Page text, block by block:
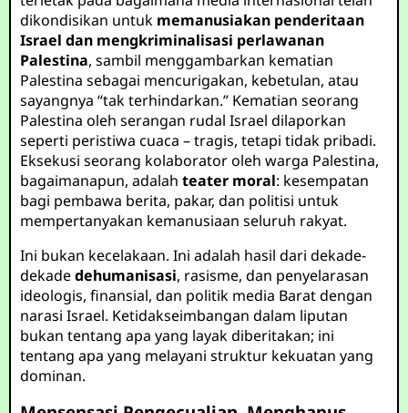
dikondisikan untuk memanusiakan penderitaan
Israel dan mengkriminalisasi perlawanan
Palestina, sambil menggambarkan kematian
Palestina sebagai mencurigakan, kebetulan, atau
sayangnya “tak terhindarkan.” Kematian seorang
Palestina oleh serangan rudal Israel dilaporkan
seperti peristiwa cuaca – tragis, tetapi tidak pribadi.
Eksekusi seorang kolaborator oleh warga Palestina,
bagaimanapun, adalahteater moral: kesempatan
bagi pembawa berita, pakar, dan politisi untuk
mempertanyakan kemanusiaan seluruh rakyat.
Ini bukan kecelakaan. Ini adalah hasil dari dekade-
dekadedehumanisasi, rasisme, dan penyelarasan
ideologis, finansial, dan politik media Barat dengan
narasi Israel. Ketidakseimbangan dalam liputan
bukan tentang apa yang layak diberitakan; ini
tentang apa yang melayani struktur kekuatan yang
dominan.